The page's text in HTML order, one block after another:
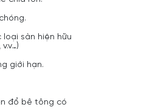
sàn hiện hữu
giới hạn.
đổ bê tông có